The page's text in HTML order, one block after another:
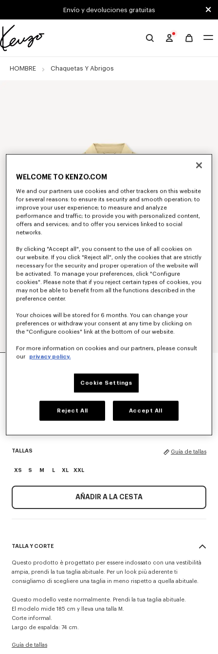
Skip to main content
Skip to footer contentEnvío y devoluciones gratuitas
Página
HOMBRE Chaquetas Y Abrigos
CHAQUETA DE ENTRENADOR LIGERA DE
Seleccionado
TALLAS Guía de tallas
XS S M L XL XXL
AÑADIR A LA CESTA
TALLA Y CORTE
Questo prodotto è progettato per essere indossato con una vestibilità
ampia, prendi la tua taglia abituale. Per un look più aderente ti
consigliamo di scegliere una taglia in meno rispetto a quella abituale.
Questo modello veste normalmente. Prendi la tua taglia abituale.
El modelo mide 185 cm y lleva una talla M.
Corte informal.
Largo de espalda: 74 cm.
Guía de tallas
WELCOME TO KENZO.COM
We and our partners use cookies and other trackers on this website
for several reasons: to ensure its security and smooth operation; to
improve your user experience; to measure and analyze
performance and traffic; to provide you with personalized content,
offers and services; and to offer you services linked to social
networks.
By clicking "Accept all", you consent to the use of all cookies on
our website. If you click "Reject all", only the cookies that are strictly
necessary for the security and proper operation of the website will
be activated. To manage your preferences, click "Configure
cookies". Please note that if you reject certain types of cookies, you
may not be able to benefit from all the functions described in the
preference center.
Your choices will be stored for 6 months. You can change your
preferences or withdraw your consent at any time by clicking on
the "Configure cookies" link at the bottom of our website.
For more information on cookies and our partners, please consult
our
privacy policy.
Cookie Settings
Reject All Accept All